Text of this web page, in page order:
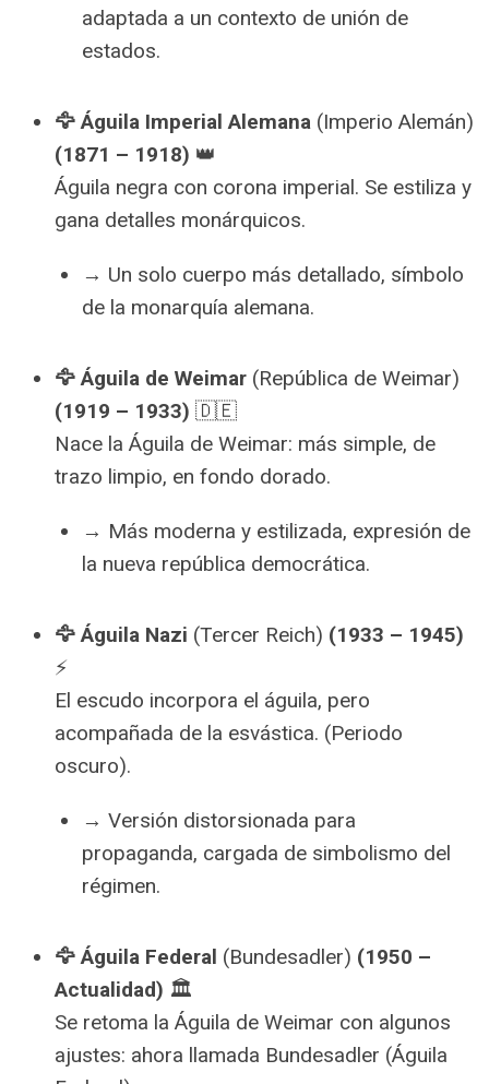
adaptada a un contexto de unión de
estados.
🦅 Águila Imperial Alemana (Imperio Alemán)
(1871 – 1918) 👑
Águila negra con corona imperial. Se estiliza y
gana detalles monárquicos.
→ Un solo cuerpo más detallado, símbolo
de la monarquía alemana.
🦅 Águila de Weimar (República de Weimar)
(1919 – 1933) 🇩🇪
Nace la Águila de Weimar: más simple, de
trazo limpio, en fondo dorado.
→ Más moderna y estilizada, expresión de
la nueva república democrática.
🦅 Águila Nazi (Tercer Reich) (1933 – 1945)
⚡
El escudo incorpora el águila, pero
acompañada de la esvástica. (Periodo
oscuro).
→ Versión distorsionada para
propaganda, cargada de simbolismo del
régimen.
🦅 Águila Federal (Bundesadler) (1950 –
Actualidad) 🏛️
Se retoma la Águila de Weimar con algunos
ajustes: ahora llamada Bundesadler (Águila